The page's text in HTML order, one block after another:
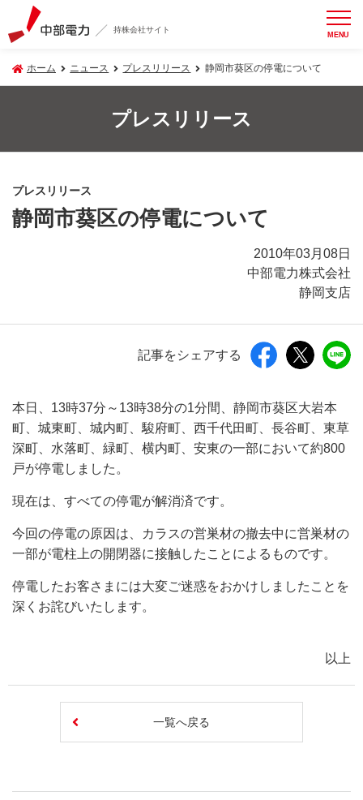
持株会社サイト MENU
ホーム ニュース プレスリリース 静岡市葵区の停電について
プレスリリース
プレスリリース
静岡市葵区の停電について
2010年03月08日
中部電力株式会社
静岡支店
記事をシェアする
本日、13時37分～13時38分の1分間、静岡市葵区大岩本
町、城東町、城内町、駿府町、西千代田町、長谷町、東草
深町、水落町、緑町、横内町、安東の一部において約800
戸が停電しました。
現在は、すべての停電が解消済です。
今回の停電の原因は、カラスの営巣材の撤去中に営巣材の
一部が電柱上の開閉器に接触したことによるものです。
停電したお客さまには大変ご迷惑をおかけしましたことを
深くお詫びいたします。
以上
一覧へ戻る